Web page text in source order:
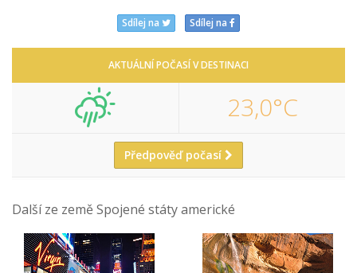
Sdílej na Sdílej na
AKTUÁLNÍ POČASÍ V DESTINACI
23,0°C
Předpověď počasí
Další ze země Spojené státy americké